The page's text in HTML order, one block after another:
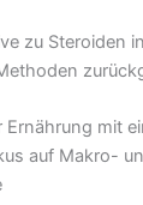
zu Steroiden
Ernährung mit
auf Makro-